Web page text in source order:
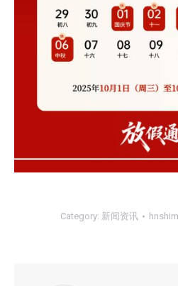
Category: 新闻资讯